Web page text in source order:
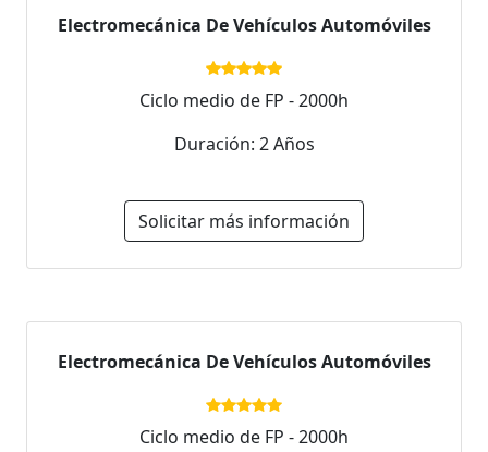
Electromecánica De Vehículos Automóviles
Ciclo medio de FP - 2000h
Duración: 2 Años
Solicitar más información
Electromecánica De Vehículos Automóviles
Ciclo medio de FP - 2000h